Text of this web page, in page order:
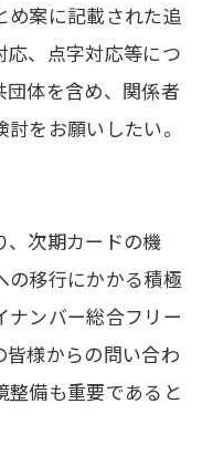
め案に記載された追
応、点字対応等につ
団体を含め、関係者
をお願いしたい。
、次期カードの機
の移行にかかる積極
ナンバー総合フリー
様からの問い合わ
整備も重要であると